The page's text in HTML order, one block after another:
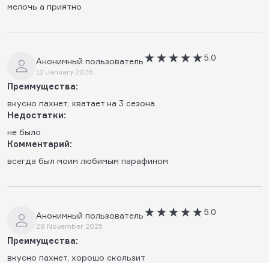
мелочь а приятно
Анонимный пользователь
12 January 2026
5.0
Преимущества:
вкусно пахнет, хватает на 3 сезона
Недостатки:
не было
Комментарий:
всегда был моим любимым парафином
Анонимный пользователь
28 November 2025
5.0
Преимущества:
вкусно пахнет, хорошо скользит